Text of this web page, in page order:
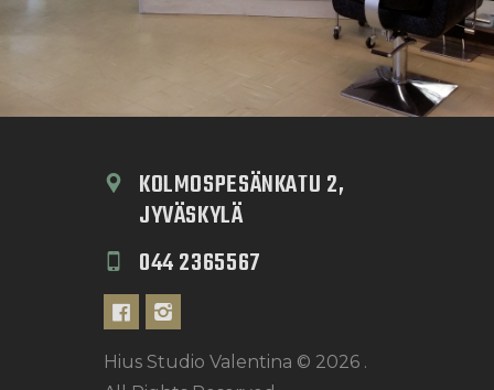
Hius Studio Valentina © 2026 .
KOLMOSPESÄNKATU 2,
JYVÄSKYLÄ
044 2365567